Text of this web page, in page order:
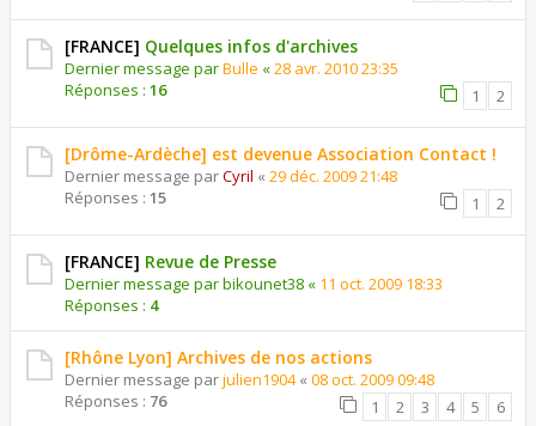
[FRANCE] Quelques infos d'archives
Dernier message parBulle «28 avr. 2010 23:35
Réponses : 16 1 2
[Drôme-Ardèche] est devenue Association Contact !
Dernier message parCyril « 29 déc. 2009 21:48
Réponses : 15 1 2
[FRANCE] Revue de Presse
Dernier message parbikounet38 « 11 oct. 2009 18:33
Réponses : 4
[Rhône Lyon] Archives de nos actions
Dernier message parjulien1904« 08 oct. 2009 09:48
Réponses : 76 1 2 3 4 5 6